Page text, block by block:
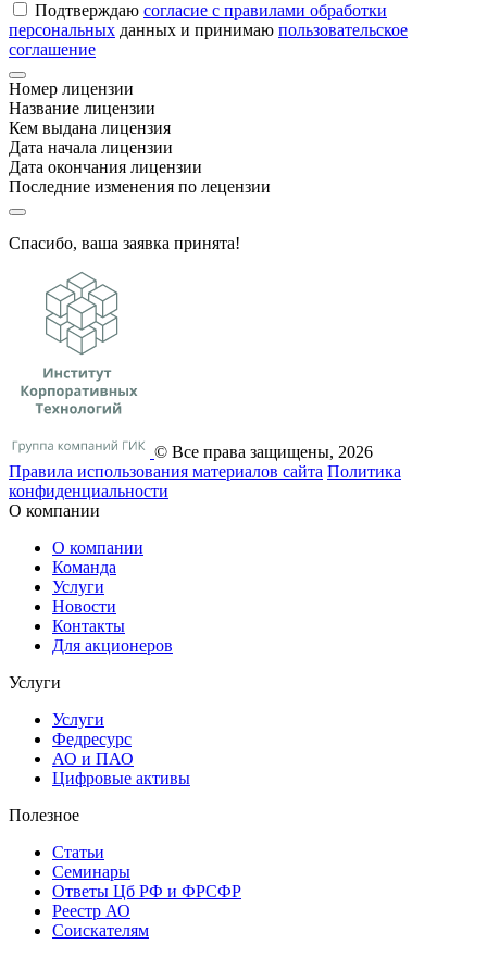
Подтверждаю согласие с правилами обработки
персональных данных и принимаю пользовательское
соглашение
Номер лицензии
Название лицензии
Кем выдана лицензия
Дата начала лицензии
Дата окончания лицензии
Последние изменения по лецензии
Спасибо, ваша заявка принята!
© Все права защищены, 2026
Правила использования материалов сайта Политика
конфиденциальности
О компании
О компании
Команда
Услуги
Новости
Контакты
Для акционеров
Услуги
Услуги
Федресурс
АО и ПАО
Цифровые активы
Полезное
Статьи
Cеминары
Ответы Цб РФ и ФРСФР
Реестр АО
Соискателям